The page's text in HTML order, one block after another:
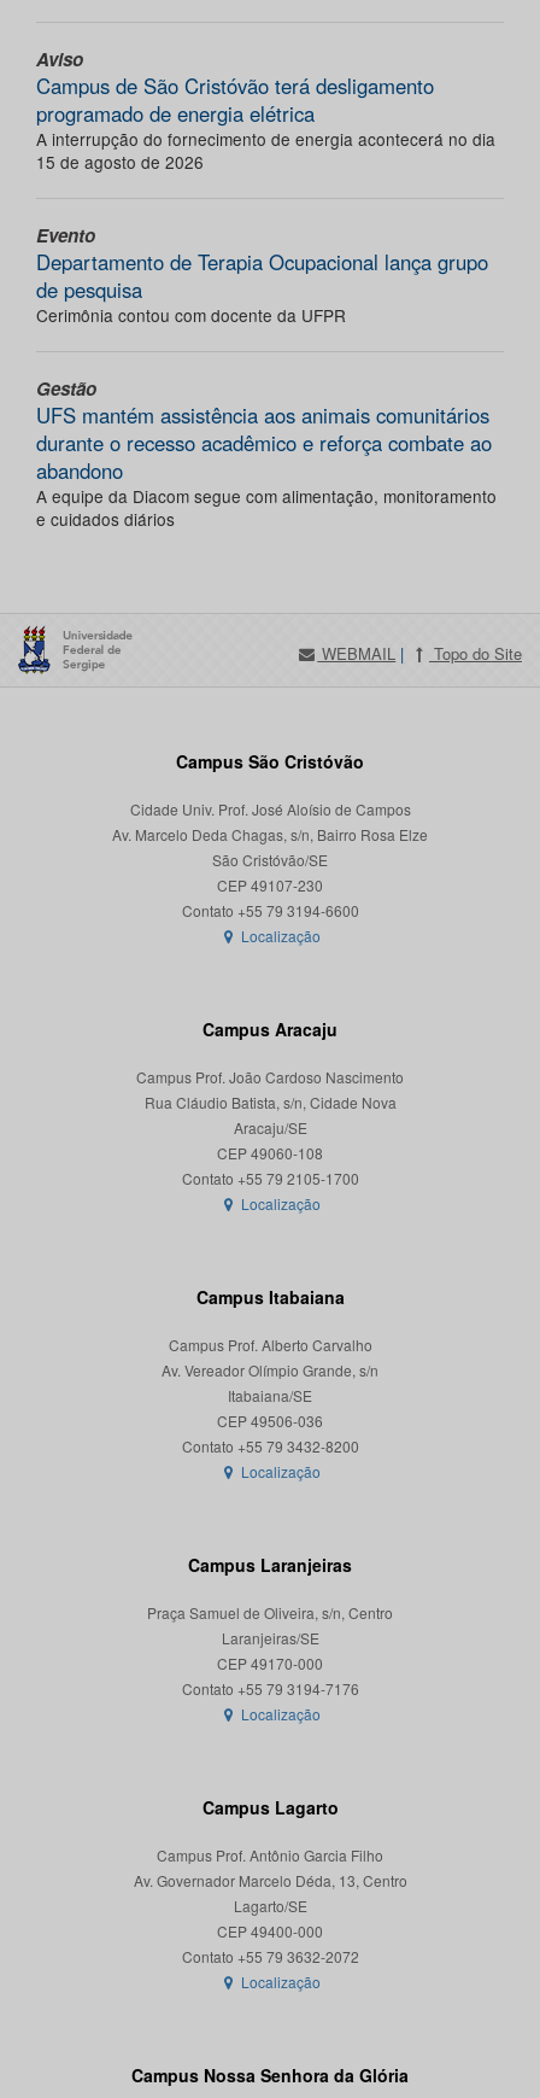
Aviso
Campus de São Cristóvão terá desligamento
programado de energia elétrica
A interrupção do fornecimento de energia acontecerá no dia
15 de agosto de 2026
Evento
Departamento de Terapia Ocupacional lança grupo
de pesquisa
Cerimônia contou com docente da UFPR
Gestão
UFS mantém assistência aos animais comunitários
durante o recesso acadêmico e reforça combate ao
abandono
A equipe da Diacom segue com alimentação, monitoramento
e cuidados diários
WEBMAIL | Topo do Site
Campus São Cristóvão
Cidade Univ. Prof. José Aloísio de Campos
Av. Marcelo Deda Chagas, s/n, Bairro Rosa Elze
São Cristóvão/SE
CEP 49107-230
Localização
Campus Aracaju
Campus Prof. João Cardoso Nascimento
Rua Cláudio Batista, s/n, Cidade Nova
Aracaju/SE
CEP 49060-108
Localização
Campus Itabaiana
Campus Prof. Alberto Carvalho
Av. Vereador Olímpio Grande, s/n
Itabaiana/SE
CEP 49506-036
Localização
Campus Laranjeiras
Praça Samuel de Oliveira, s/n, Centro
Laranjeiras/SE
CEP 49170-000
Localização
Campus Lagarto
Campus Prof. Antônio Garcia Filho
Av. Governador Marcelo Déda, 13, Centro
Lagarto/SE
CEP 49400-000
Localização
Campus Nossa Senhora da Glória